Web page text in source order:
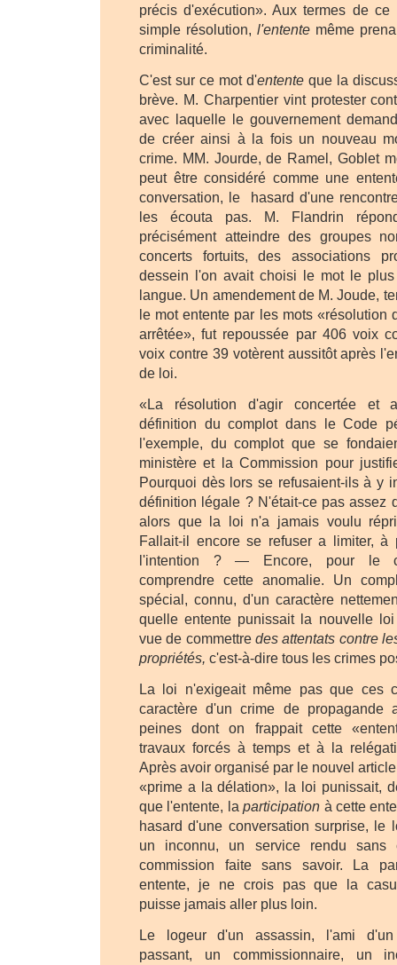
précis d'exécution». Aux termes de ce
simple résolution, l'ententemême
criminalité.
C'est sur ce mot d'entente que la
brève. M. Charpentier vint protester
avec laquelle le gouvernement
de créer ainsi à la fois un nouveau
crime. MM. Jourde, de Ramel, Goblet
peut être considéré comme une
conversation, le hasard d'une
les écouta pas. M. Flandrin
précisément atteindre des groupes
concerts fortuits, des associations
dessein l'on avait choisi le mot le
langue. Un amendement de M. Joude,
le mot entente par les mots «résolution
arrêtée», fut repoussée par 406 voix
voix contre 39 votèrent aussitôt après
de loi.
«La résolution d'agir concertée et
définition du complot dans le Code
l'exemple, du complot que se
ministère et la Commission pour
Pourquoi dès lors se refusaient-ils à y
définition légale ? N'était-ce pas assez
alors que la loi n'a jamais voulu
Fallait-il encore se refuser a limiter, à
l'intention ? — Encore, pour le
comprendre cette anomalie. Un
spécial, connu, d'un caractère
quelle entente punissait la nouvelle
vue de commettredes attentats contre
propriétés, c'est-à-dire tous les crimes
La loi n'exigeait même pas que ces
caractère d'un crime de propagande
peines dont on frappait cette
travaux forcés à temps et à la
Après avoir organisé par le nouvel
«prime a la délation», la loi punissait,
que l'entente, laparticipation à cette
hasard d'une conversation surprise, le
un inconnu, un service rendu sans
commission faite sans savoir. La
entente, je ne crois pas que la
puisse jamais aller plus loin.
Le logeur d'un assassin, l'ami d'un
passant, un commissionnaire, un